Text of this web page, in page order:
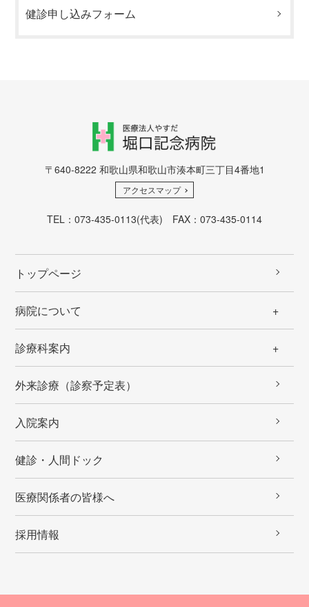
健診申し込みフォーム
〒640-8222 和歌山県和歌山市湊本町三丁目4番地1
アクセスマップ
TEL： 073-435-0113(代表) FAX：073-435-0114
トップページ
病院について
診療科案内
外来診療（診察予定表）
入院案内
健診・人間ドック
医療関係者の皆様へ
採用情報